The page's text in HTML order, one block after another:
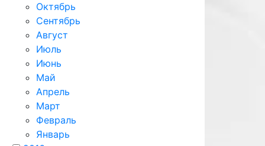
Октябрь
Сентябрь
Август
Июль
Июнь
Май
Апрель
Март
Февраль
Январь